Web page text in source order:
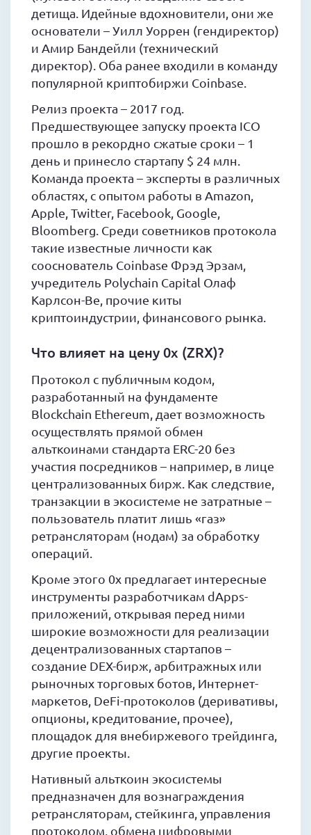
детища. Идейные вдохновители, они же
основатели – Уилл Уоррен (гендиректор)
и Амир Бандейли (технический
директор). Оба ранее входили в команду
популярной криптобиржи Coinbase.
Релиз проекта – 2017 год.
Предшествующее запуску проекта ICO
прошло в рекордно сжатые сроки – 1
день и принесло стартапу $ 24 млн.
Команда проекта – эксперты в различных
областях, с опытом работы в Amazon,
Apple, Twitter, Facebook, Google,
Bloomberg. Среди советников протокола
такие известные личности как
сооснователь Coinbase Фрэд Эрзам,
учредитель Polychain Capital Олаф
Карлсон-Ве, прочие киты
криптоиндустрии, финансового рынка.
Что влияет на цену 0x (ZRX)?
Протокол с публичным кодом,
разработанный на фундаменте
Blockchain Ethereum, дает возможность
осуществлять прямой обмен
альткоинами стандарта ERC-20 без
участия посредников – например, в лице
централизованных бирж. Как следствие,
транзакции в экосистеме не затратные –
пользователь платит лишь «газ»
ретрансляторам (нодам) за обработку
операций.
Кроме этого 0x предлагает интересные
инструменты разработчикам dApps-
приложений, открывая перед ними
широкие возможности для реализации
децентрализованных стартапов –
создание DEX-бирж, арбитражных или
рыночных торговых ботов, Интернет-
маркетов, DeFi-протоколов (деривативы,
опционы, кредитование, прочее),
площадок для внебиржевого трейдинга,
другие проекты.
Нативный альткоин экосистемы
предназначен для вознаграждения
ретрансляторам, стейкинга, управления
протоколом, обмена цифровыми